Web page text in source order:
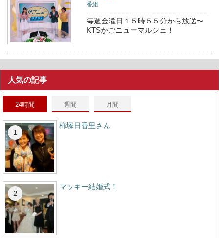
番組
毎週金曜日１５時５５分から放送〜
KTSかごニューマルシェ！
人気の記事
24時間 週間 月間
柿塚日香里さん
マッキー結婚式！